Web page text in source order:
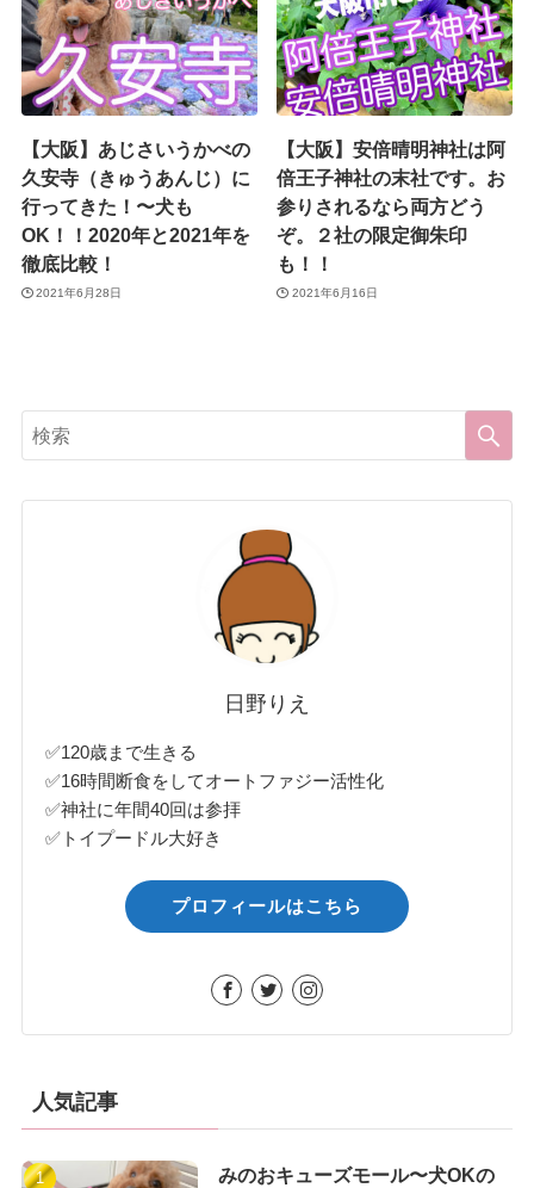
【大阪】あじさいうかべの
久安寺（きゅうあんじ）に
行ってきた！〜犬も
OK！！2020年と2021年を
徹底比較！
2021年6月28日
【大阪】安倍晴明神社は阿
倍王子神社の末社です。お
参りされるなら両方どう
ぞ。２社の限定御朱印
も！！
2021年6月16日
日野りえ
✅120歳まで生きる
✅16時間断食をしてオートファジー活性化
✅神社に年間40回は参拝
✅トイプードル大好き
プロフィールはこちら
人気記事
みのおキューズモール〜犬OKの